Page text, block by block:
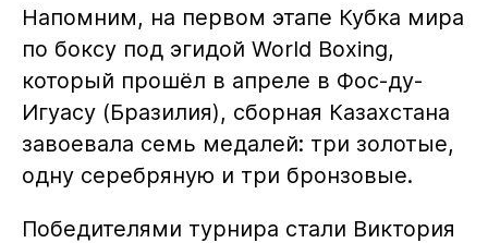
Напомним, на первом этапе Кубка мира
по боксу под эгидой World Boxing,
который прошёл в апреле в Фос-ду-
Игуасу (Бразилия), сборная Казахстана
завоевала семь медалей: три золотые,
одну серебряную и три бронзовые.
Победителями турнира стали Виктория